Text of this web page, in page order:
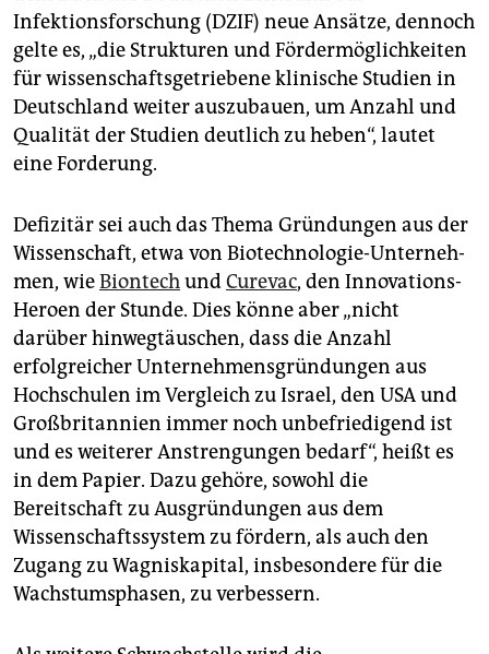
Infektionsforschung (DZIF) neue Ansätze, dennoch
gelte es, „die Strukturen und Fördermöglichkeiten
für wissenschaftsgetriebene klinische Studien in
Deutschland weiter auszubauen, um Anzahl und
Qualität der Studien deutlich zu heben“, lautet
eine Forderung.
Defizitär sei auch das Thema Gründungen aus der
Wissenschaft, etwa von Bio­tech­nolo­gie-Un­ter­neh­
men, wieBiontechundCurevac, den Innovations-
Heroen der Stunde. Dies könne aber „nicht
darüber hinwegtäuschen, dass die Anzahl
erfolgreicher Unternehmensgründungen aus
Hochschulen im Vergleich zu Israel, den USA und
Großbritannien immer noch unbefriedigend ist
und es weiterer Anstrengungen bedarf“, heißt es
in dem Papier. Dazu gehöre, sowohl die
Bereitschaft zu Ausgründungen aus dem
Wissenschaftssystem zu fördern, als auch den
Zugang zu Wagniskapital, insbesondere für die
Wachstumsphasen, zu verbessern.